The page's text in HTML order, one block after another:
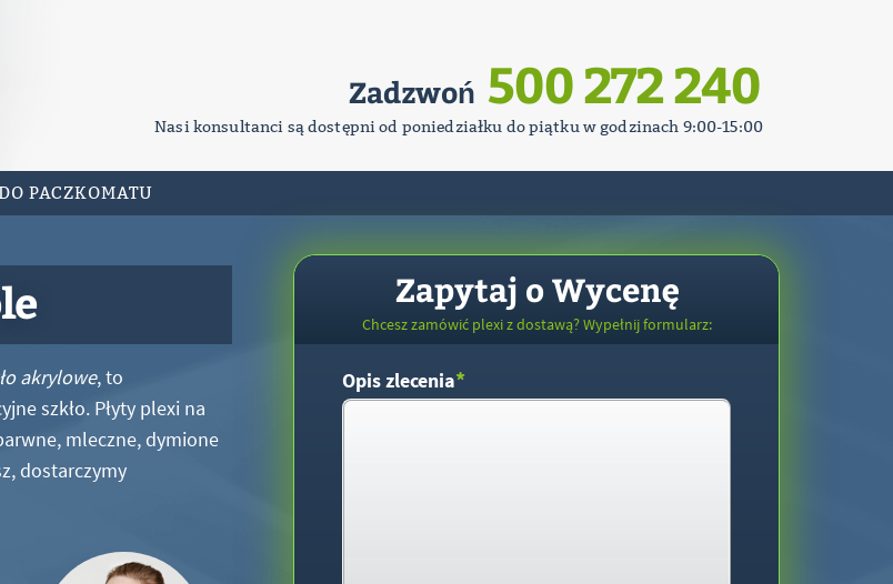
Zadzwoń 500 272 240
Nasi konsultanci są dostępni od poniedziałku do piątku w godzinach 9:00-15:00
PACZKOMATU
akrylowe, to
szkło. Płyty plexi na
mleczne, dymione
dostarczymy
Zapytaj o Wycenę
Chcesz zamówić plexi z dostawą? Wypełnij formularz:
Opis zlecenia*